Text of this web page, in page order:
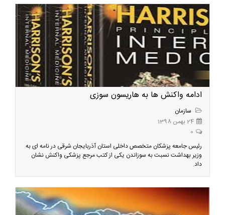
ادامه واکنش ها به هاریسون سوزی
سازمان
24 بهمن 1398
0
رئیس جامعه پزشکان متخصص داخلی استان آذربایجان شرقی در نامه ای به
وزیر بهداشت نسبت به سوزاندن یکی از کتب مرجع پزشکی واکنش نشان
داد.